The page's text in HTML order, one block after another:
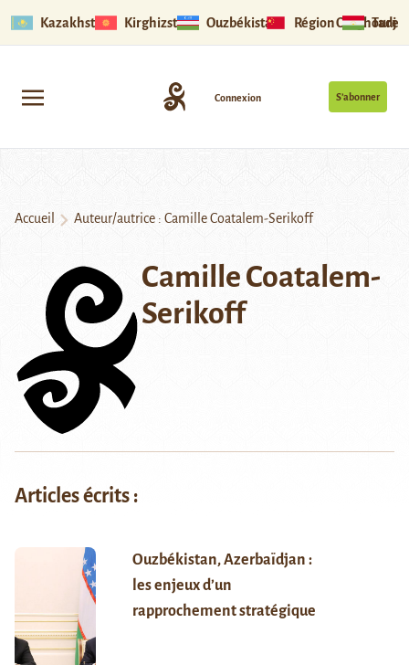
Kazakhstan Kirghizstan Ouzbékistan Région Ouïghoure
S’abonner
Connexion
Accueil Auteur/autrice : Camille Coatalem-Serikoff
Camille Coatalem-
Serikoff
Articles écrits :
Ouzbékistan, Azerbaïdjan :
les enjeux d’un
rapprochement stratégique